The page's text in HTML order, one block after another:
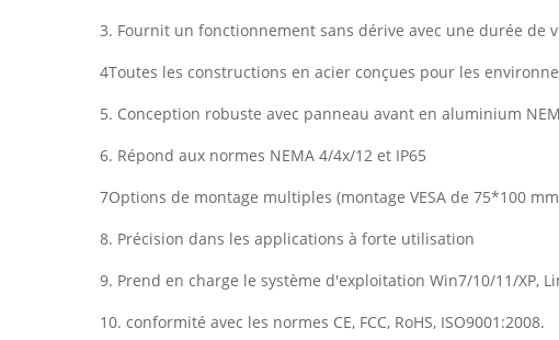
3. Fournit un fonctionnement sans dérive avec une durée de
4Toutes les constructions en acier conçues pour les
5. Conception robuste avec panneau avant en aluminium
6. Répond aux normes NEMA 4/4x/12 et IP65
7Options de montage multiples (montage VESA de 75*100
8. Précision dans les applications à forte utilisation
9. Prend en charge le système d'exploitation Win7/10/11/XP,
10. conformité avec les normes CE, FCC, RoHS, ISO9001:2008.